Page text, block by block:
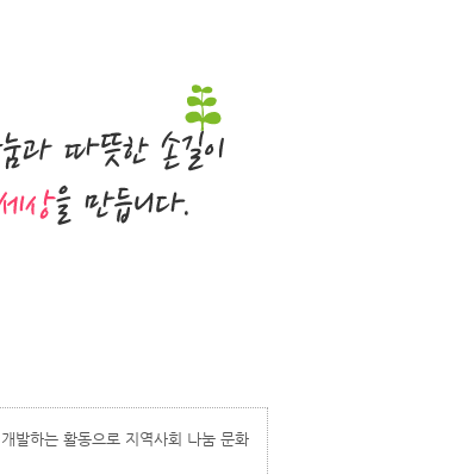
발하는 활동으로 지역사회 나눔 문화